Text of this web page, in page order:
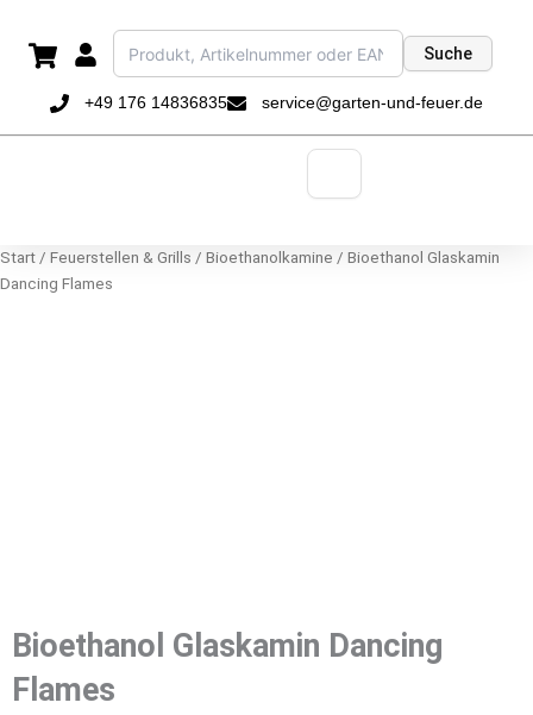
Inhalt
springen
+49 176 14836835 service@garten-und-feuer.de
Suche
Start / Feuerstellen & Grills / Bioethanolkamine / Bioethanol Glaskamin
Dancing Flames
Bioethanol Glaskamin Dancing
Flames